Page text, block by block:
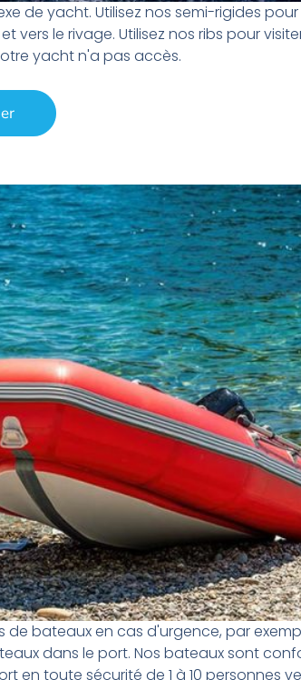
de yacht. Utilisez nos semi-rigides pour
vers le rivage. Utilisez nos ribs pour
yacht n'a pas accès.
de bateaux en cas d'urgence, par
dans le port. Nos bateaux sont
en toute sécurité de 1 à 10 personnes